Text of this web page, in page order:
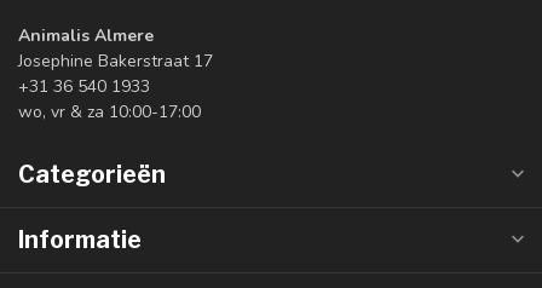
Animalis Almere
Josephine Bakerstraat 17
+31 36 540 1933
wo, vr & za 10:00-17:00
Categorieën
Informatie